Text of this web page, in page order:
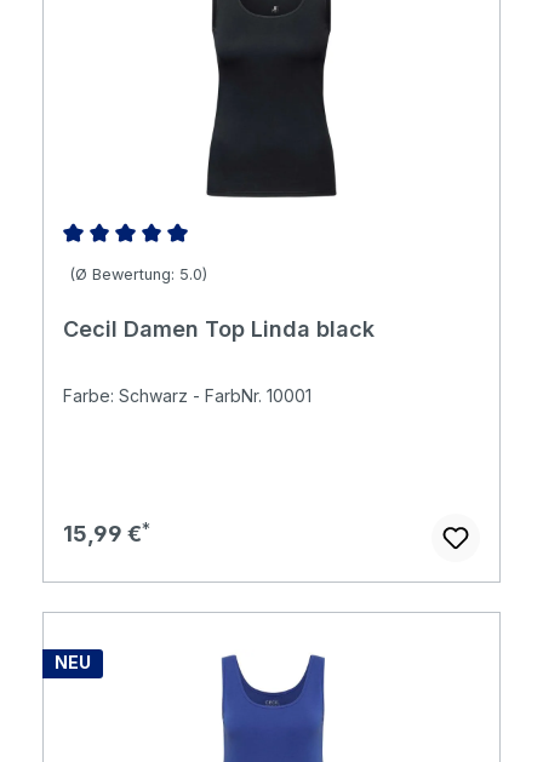
Durchschnittliche Bewertung von 5 von 5 Sternen
(Ø Bewertung: 5.0)
Cecil Damen Top Linda black
Farbe: Schwarz - FarbNr. 10001
Regulärer Preis:
15,99 €
NEU